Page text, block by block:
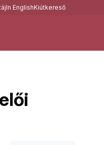
In EnglishKiútkereső